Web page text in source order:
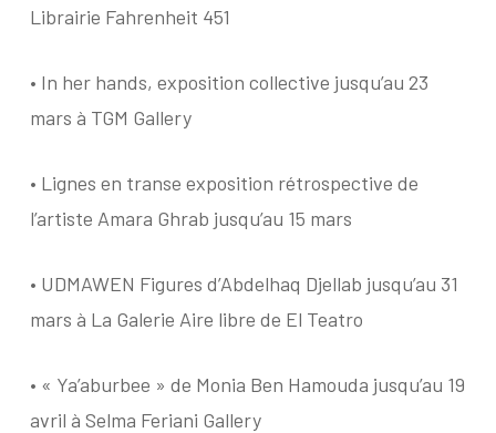
Librairie Fahrenheit 451
• In her hands, exposition collective jusqu’au 23
mars à TGM Gallery
• Lignes en transe exposition rétrospective de
l’artiste Amara Ghrab jusqu’au 15 mars
• UDMAWEN Figures d’Abdelhaq Djellab jusqu’au 31
mars à La Galerie Aire libre de El Teatro
• « Ya’aburbee » de Monia Ben Hamouda jusqu’au 19
avril à Selma Feriani Gallery